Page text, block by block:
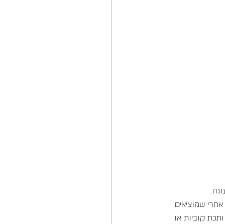
שמוציאים
חמים, וחותכת קוביות או